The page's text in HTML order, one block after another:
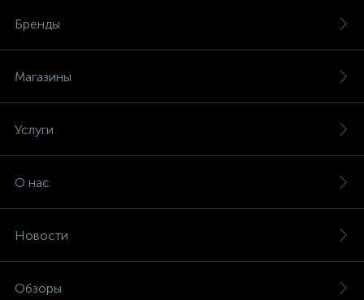
Бренды
Магазины
Услуги
О нас
Новости
Обзоры